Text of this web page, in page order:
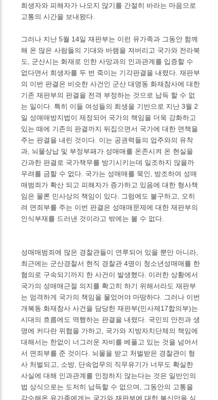
희생자와 피해자가 나오지 않기를 간절히 바라는 마음으로
고통의 시간을 보내왔다.
그러나 지난 5월 14일 재판부는 이런 유가족과 그동안 함께
해 온 많은 사람들의 기대와 바램을 져버리고 국가와 전라북
도, 군산시는 화재로 인한 사망과의 인과관계를 입증할 수
없다면서 희생자를 두 번 죽이는 기각판결을 내렸다. 재판부
의 이번 판결은 비슷한 사건인 군산 대명동 화재참사에 대한
기존 재판부의 판결을 전격 부정하는 것으로 납득 할 수 없
는 일이다. 특히 이들 여성들의 희생을 기반으로 지난 3월 2
일 성매매방지법이 제정되어 국가의 책임을 더욱 강화하고
있는 때에 기존의 판결까지 뒤집으면서 국가에 대한 면책을
주는 판결을 내린 것이다. 이는 공권력들의 업주와의 유착
과, 뇌물상납 및 부정부패가 성매매를 온존시켜 온 현실을
간과한 판결로 국가책무를 방기시키는데 일조하지 않을까
우려를 금할 수 없다. 국가는 성매매를 묵인, 방조하여 성매
매범죄가 확산 되고 피해자가 증가하고 있음에 대한 형사책
임은 물론 민사상의 책임이 있다. 그럼에도 불구하고, 오히
려 면죄부를 주는 이번 판결은 성매매문제에 대한 재판부의
인식부재를 드러낸 것이라고 밖에는 볼 수 없다.
성매매범죄에 많은 경찰관들이 연루되어 있을 뿐만 아니라,
최근에는 군산경찰서 현직 경찰관 4명이 청소년성매매를 한
혐의로 구속되기까지 한 사건이 발생했다. 이러한 상황에서
국가의 성매매근절 의지를 확고히 하기 위해서라도 재판부
는 엄격하게 국가의 책임을 물었어야 마땅하다. 그러나 이번
개복동 화재참사 사건을 담당한 재판부(민사제17합의부)는
시대의 흐름에도 역행하는 판결을 내렸다. 국민의 안전과 생
명에 커다란 위협을 가하고, 국가와 지방자치단체의 책임에
대해서는 한없이 너그러운 자비를 베풀고 있는 것을 넘어서
서 면죄부를 준 것이다. 뇌물을 받고 처벌받은 경찰관이 형
사 처벌되고, 소방, 단속업무의 직무유기가 너무도 확실한
사실에 대해 인과관계를 인정하지 않는다는 것은 일반인의
법 상식으로는 도저히 납득할 수 없으며, 그동안의 고통을
감수해온 유가족에게는 국가와 재판부에 대한 불신만을 심